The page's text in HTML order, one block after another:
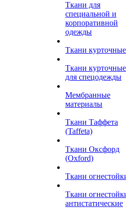
Ткани для
специальной и
корпоративной
одежды
Ткани курточные
Ткани курточные
для спецодежды
Мембранные
материалы
Ткани Таффета
(Taffeta)
Ткани Оксфорд
(Oxford)
Ткани
Ткани
антистатические